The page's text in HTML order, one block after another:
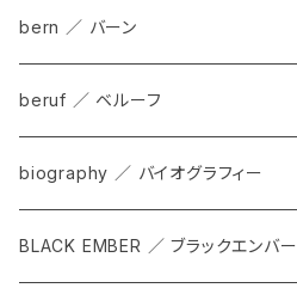
bern ／ バーン
beruf ／ ベルーフ
bag
cap
biography ／ バイオグラフィー
BLACK EMBER ／ ブラックエンバー